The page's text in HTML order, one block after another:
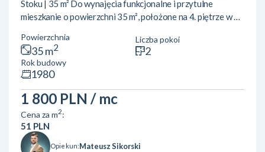
Stoku | 35 m² Do wynajęcia funkcjonalne i przytulne
mieszkanie o powierzchni 35 m², położone na 4. piętrze w 4-
nie posiada windy. Lokal składa się z:dwóch niezależnych
pokoi,kuchni,łazienki,przedpokoju. Mieszkanie doskonale
sprawdzi się dla singla, pary lub dwóch osób pracujących
czy studiujących. Lokalizacja:Osiedle Na Stoku to spokojna,
zielona część Krakowa z dobrze rozwiniętą inf...
Powierzchnia
35 m2
Liczba pokoi
2
Rok budowy
1980
1 800 PLN / mc
Cena za m2:
51 PLN
Opiekun:Mateusz Sikorski